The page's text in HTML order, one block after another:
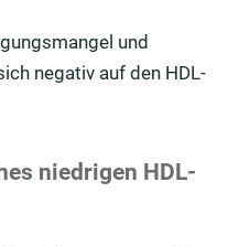
und
negativ auf den HDL-
niedrigen HDL-